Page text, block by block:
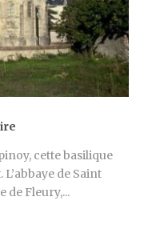
cette basilique
de Saint
de Fleury,...